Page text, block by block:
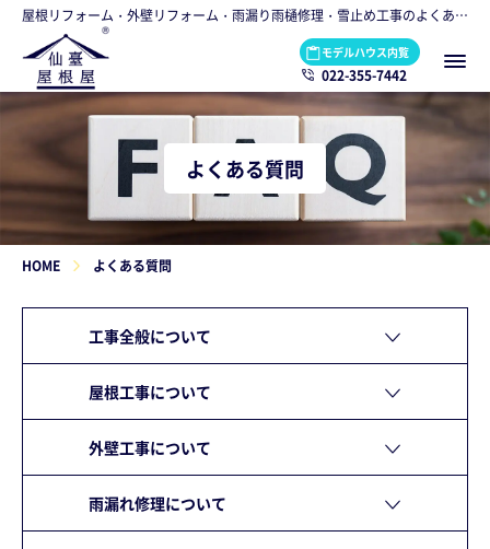
屋根リフォーム・外壁リフォーム・雨漏り雨樋修理・雪止め工事のよくあるご質問
022-355-7442
モデルハウス内覧
よくある質問
HOME よくある質問
工事全般について
屋根工事について
外壁工事について
雨漏れ修理について